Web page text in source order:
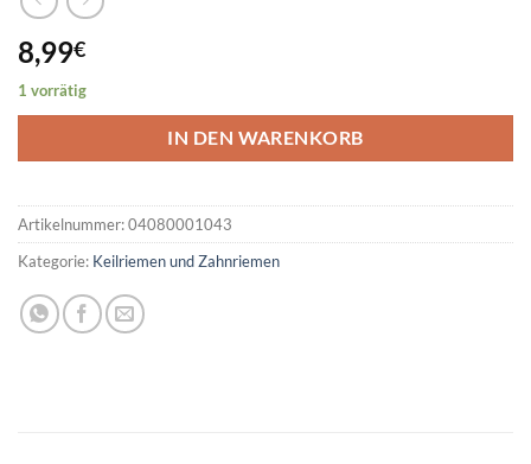
8,99€
1 vorrätig
IN DEN WARENKORB
Artikelnummer:04080001043
Kategorie: Keilriemen und Zahnriemen